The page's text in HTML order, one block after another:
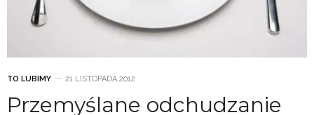
TO LUBIMY 21 LISTOPADA 2012
Przemyślane odchudzanie